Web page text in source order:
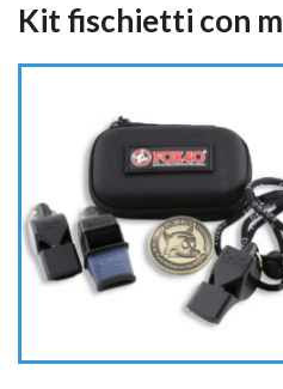
Kit fischietti con